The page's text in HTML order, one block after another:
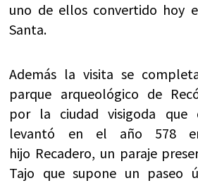
uno de ellos convertido hoy
Santa.
Además la visita se
parque arqueológico de
por la ciudad visigoda que
levantó en el año 578
hijo Recadero, un paraje
Tajo que supone un paseo